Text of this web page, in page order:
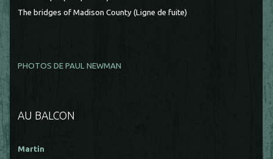
The bridges of Madison County (Ligne de fuite)
PHOTOS DE PAUL NEWMAN
AU BALCON
Martin